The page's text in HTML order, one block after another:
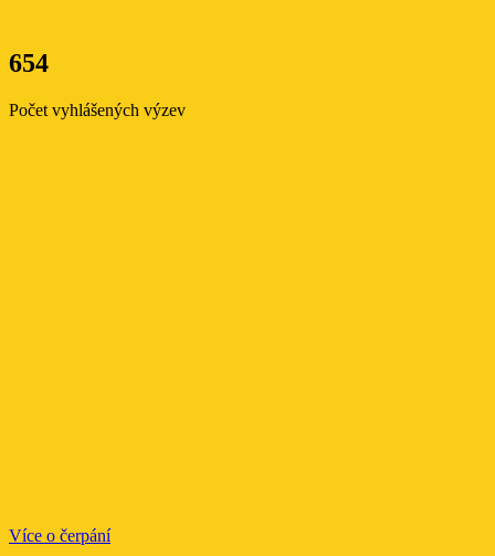
654
Počet vyhlášených výzev
Více o čerpání